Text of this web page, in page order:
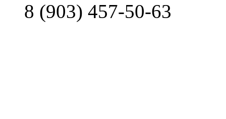
8 (903) 457-50-63